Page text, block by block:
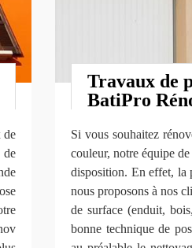
de
de
Travaux de
BatiPro
Si vous souhaitez
couleur, notre équipe
disposition. En effet, la
nous proposons à nos
de surface (enduit,
bonne technique de